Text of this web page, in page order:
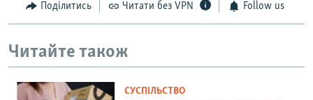
Поділитись Читати без VPN Follow us
Читайте також
СУСПІЛЬСТВО